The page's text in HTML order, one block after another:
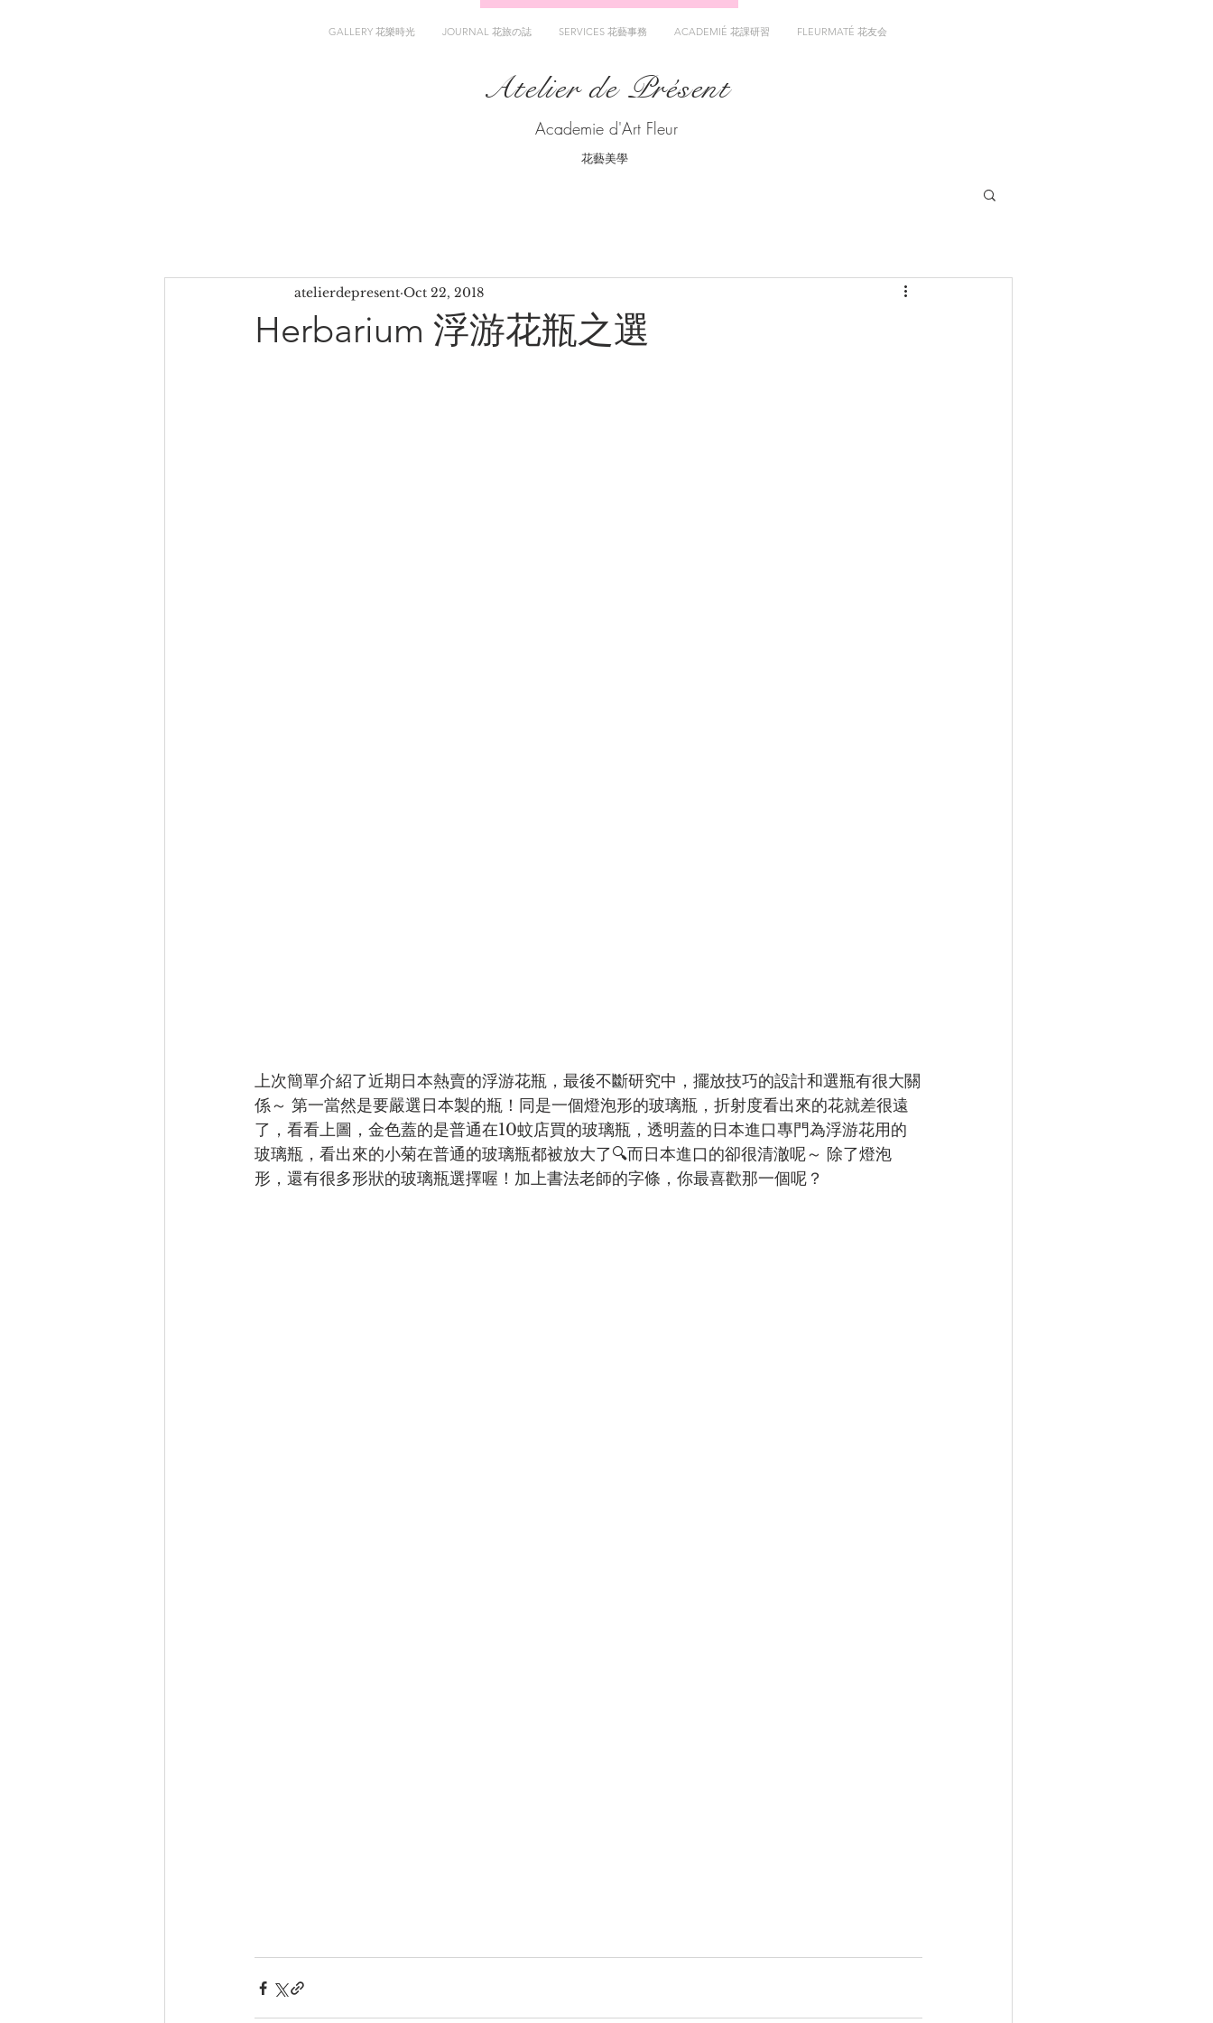
GALLERY 花樂時光 JOURNAL 花旅の誌 SERVICES 花藝事務 ACADEMIÉ 花課研習 FLEURMATÉ 花友会
Atelier de Présent
Academie d'Art Fleur
花藝美學
Herbarium 浮游花瓶之選
atelierdepresent Oct 22, 2018
上次簡單介紹了近期日本熱賣的浮游花瓶，最後不斷研究中，擺放技巧的設計和選瓶有很大關
係～ 第一當然是要嚴選日本製的瓶！同是一個燈泡形的玻璃瓶，折射度看出來的花就差很遠
了，看看上圖，金色蓋的是普通在10蚊店買的玻璃瓶，透明蓋的日本進口專門為浮游花用的
玻璃瓶，看出來的小菊在普通的玻璃瓶都被放大了🔍而日本進口的卻很清澈呢～ 除了燈泡
形，還有很多形狀的玻璃瓶選擇喔！加上書法老師的字條，你最喜歡那一個呢？